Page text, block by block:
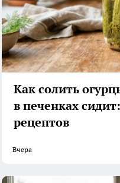
Как солить
в печенках
рецептов
Вчера